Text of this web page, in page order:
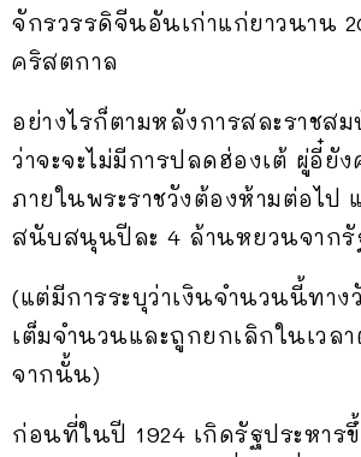
จักรวรรดิจีนอันเก่าแก่ยาวนาน
คริสตกาล
อย่างไรก็ตามหลังการสละราชส
ว่าจะจะไม่มีการปลดฮ่องเต้ ผู่อี๋ยั
ภายในพระราชวังต้องห้ามต่อไป
สนับสนุนปีละ 4 ล้านหยวนจากรั
(แต่มีการระบุว่าเงินจำนวนนี้ทาง
เต็มจำนวนและถูกยกเลิกในเวล
จากนั้น)
ก่อนที่ในปี 1924 เกิดรัฐประหา